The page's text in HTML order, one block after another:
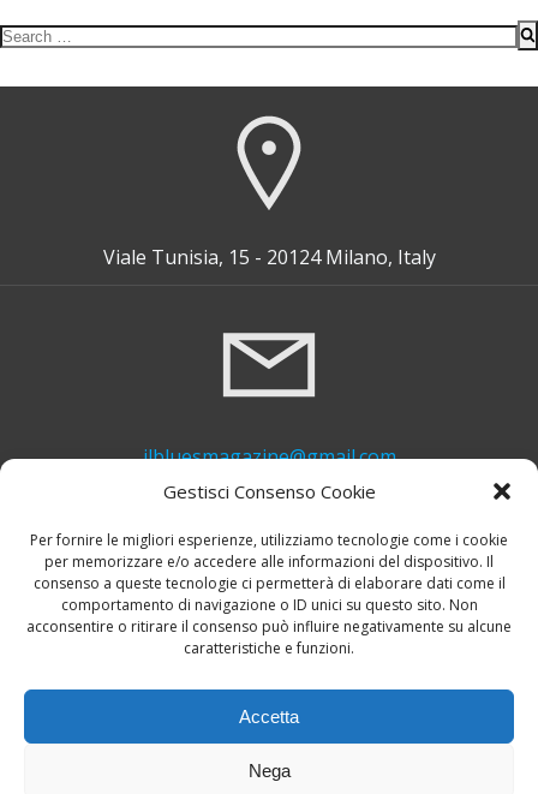
Gestisci Consenso Cookie
Per fornire le migliori esperienze, utilizziamo tecnologie come i cookie
per memorizzare e/o accedere alle informazioni del dispositivo. Il
consenso a queste tecnologie ci permetterà di elaborare dati come il
comportamento di navigazione o ID unici su questo sito. Non
acconsentire o ritirare il consenso può influire negativamente su alcune
caratteristiche e funzioni.
Accetta
Nega
Search
Viale Tunisia, 15 - 20124 Milano, Italy
ilbluesmagazine@gmail.com
+39 339 748 6635